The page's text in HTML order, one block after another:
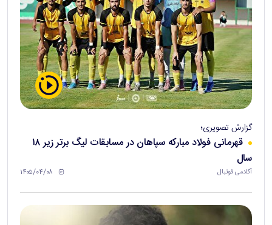
گزارش تصویری؛
قهرمانی فولاد مبارکه سپاهان در مسابقات لیگ برتر زیر ۱۸
سال
آکادمی فوتبال ۱۴۰۵/۰۴/۰۸